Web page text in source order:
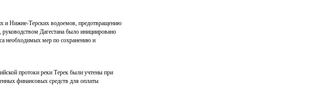
и Нижне-Терских водоемов, предотвращению
Дагестана было инициировано
необходимых мер по сохранению и
протоки реки Терек были учтены при
финансовых средств для оплаты